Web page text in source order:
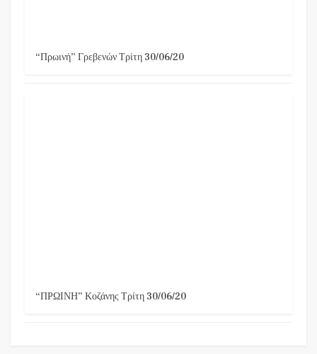
“Πρωινή” Γρεβενών Τρίτη 30/06/20
“ΠΡΩΙΝΗ” Κοζάνης Τρίτη 30/06/20